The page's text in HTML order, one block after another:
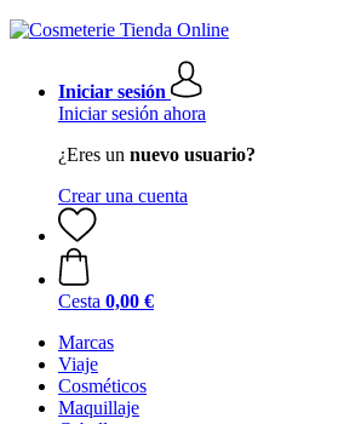
Iniciar sesión
Iniciar sesión ahora
¿Eres un nuevo usuario?
Crear una cuenta
Cesta 0,00 €
Marcas
Viaje
Cosméticos
Maquillaje